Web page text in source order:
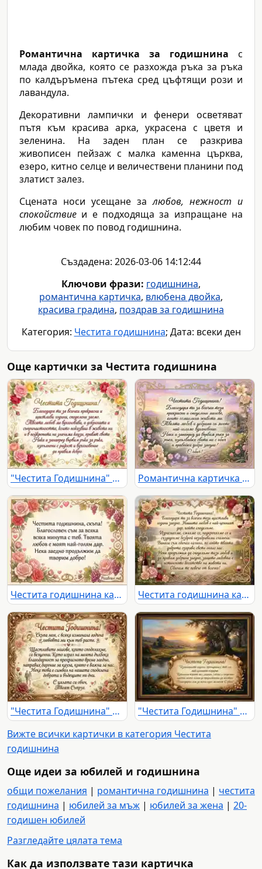
Романтична картичка за годишнина с
млада двойка, която се разхожда ръка за ръка
по калдъръмена пътека сред цъфтящи рози и
лавандула.
Декоративни лампички и фенери осветяват
пътя към красива арка, украсена с цветя и
зеленина. На заден план се разкрива
живописен пейзаж с малка каменна църква,
езеро, китно селце и величествени планини под
златист залез.
Сцената носи усещане залюбов, нежност и
спокойствие и е подходяща за изпращане на
любим човек по повод годишнина.
Създадена: 2026-03-06 14:12:44
Ключови фрази: годишнина,
романтична картичка, влюбена двойка,
красива градина, поздрав за годишнина
Категория: Честита годишнина; Дата: всеки ден
Още картички за Честита годишнина
"Честита Годишнина" картичка с рози и благодарствено послание за любов и споделени моменти. Романтична картичка "Честита Годишнина" с цветя, арка и сърдечно послание на фона на живописен пейзаж.
Честита годишнина картичка с романтично послание, рози, грозде и брачни халки. Израз на любов и благословия. Честита годишнина картичка с рози, вино и сърдечно послание за любов и щастие.
"Честита Годишнина" картичка: романтично послание от съпруг с рози и халки.
"Честита Годишнина" картичка с романтичен пейзаж при залез и послание за обич.
Вижте всички картички в категория Честита
годишнина
Още идеи за юбилей и годишнина
общи пожелания | романтична годишнина | честита
годишнина | юбилей за мъж | юбилей за жена | 20-
годишен юбилей
Разгледайте цялата тема
Как да използвате тази картичка